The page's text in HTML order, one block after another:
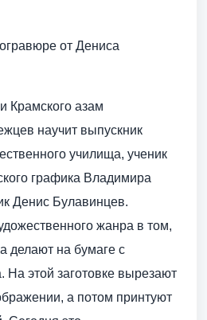
от Дениса
Крамского азам
научит выпускник
училища, ученик
графика Владимира
Денис Булавинцев.
жанра в том,
делают на бумаге с
этой заготовке вырезают
а потом принтуют